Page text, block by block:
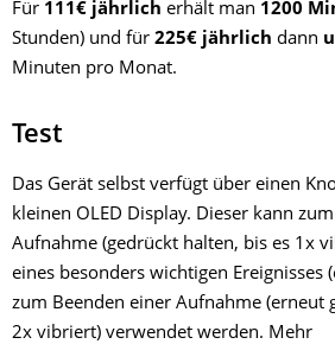
Für 111€ jährlich erhält man 1200
Stunden) und für 225€ jährlich dann
Minuten pro Monat.
Test
Das Gerät selbst verfügt über einen
kleinen OLED Display. Dieser kann
Aufnahme (gedrückt halten, bis es 1x
eines besonders wichtigen Ereignisses
zum Beenden einer Aufnahme (erneut
2x vibriert) verwendet werden. Mehr